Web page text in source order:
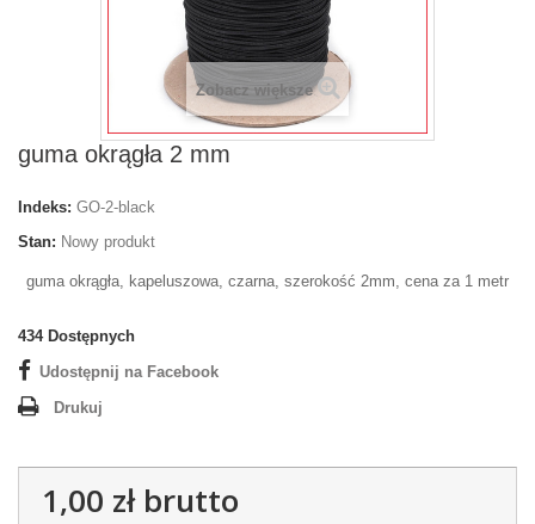
Zobacz większe
guma okrągła 2 mm
Indeks: GO-2-black
Stan: Nowy produkt
guma okrągła, kapeluszowa, czarna, szerokość 2mm, cena za 1 metr
434 Dostępnych
Udostępnij na Facebook
Drukuj
1,00 złbrutto